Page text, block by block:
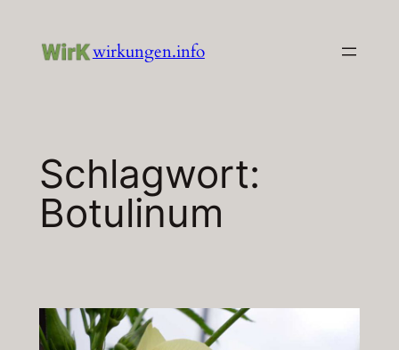
Inhalt
wirkungen.info
Schlagwort:
Botulinum